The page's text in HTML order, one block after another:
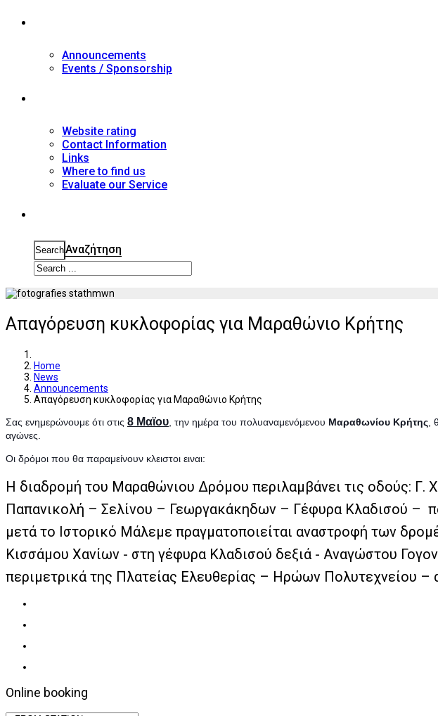
Announcements
Events / Sponsorship
Website rating
Contact Information
Links
Where to find us
Evaluate our Service
SearchΑναζήτηση
Απαγόρευση κυκλοφορίας για Μαραθώνιο Κρήτης
Home
News
Announcements
Απαγόρευση κυκλοφορίας για Μαραθώνιο Κρήτης
Σας ενημερώνουμε ότι στις 8 Μαϊου , την ημέρα του πολυαναμενόμενου Μαραθωνίου Κρήτης ,
αγώνες.
Οι δρόμοι που θα παραμείνουν κλειστοι ειναι:
Η διαδρομή του Μαραθώνιου Δρόμου περιλαμβάνει τις οδούς:
Παπανικολή – Σελίνου – Γεωργακάκηδων – Γέφυρα Κλαδισού –
μετά το Ιστορικό Μάλεμε πραγματοποιείται αναστροφή των
Κισσάμου Χανίων - στη γέφυρα Κλαδισού δεξιά - Αναγώστου
περιμετρικά της Πλατείας Ελευθερίας – Ηρώων Πολυτεχνείου
Online booking